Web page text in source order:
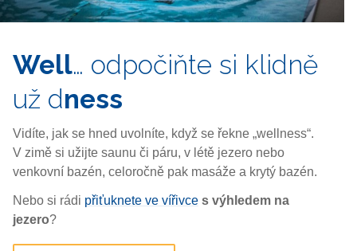
Well… odpočiňte si klidně
už dness
Vidíte, jak se hned uvolníte, když se řekne „wellness“.
V zimě si užijte saunu či páru, v létě jezero nebo
venkovní bazén, celoročně pak masáže a krytý bazén.
Nebo si rádi přiťuknete ve vířivce s výhledem na
jezero?